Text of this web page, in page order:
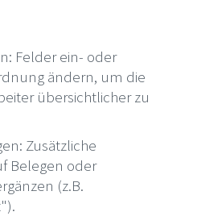
Felder ein- oder
ändern, um die
übersichtlicher zu
Zusätzliche
Belegen oder
(z.B.